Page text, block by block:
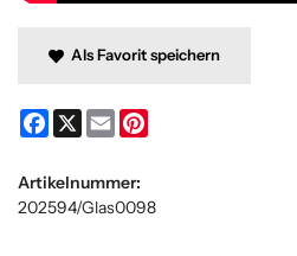
Als Favorit speichern
Facebook
X Email
Artikelnummer:
202594/Glas0098